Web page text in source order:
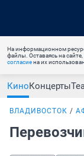
На информационном
файлы. Оставаясь на
согласиена их
КиноКонцерты
ВЛАДИВОСТОК